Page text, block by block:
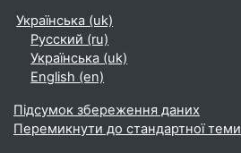
Українська ‎(uk)‎
Русский ‎(ru)‎
Українська ‎(uk)‎
English ‎(en)‎
Підсумок збереження даних
Перемикнути до стандартної теми